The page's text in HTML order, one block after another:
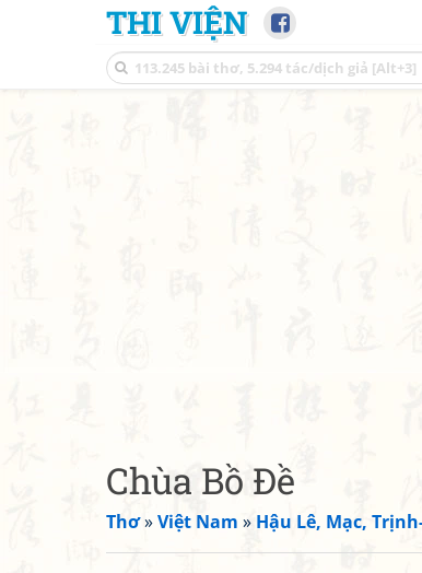
THI VIỆN
Chùa Bồ Đề
Thơ»Việt Nam » Hậu Lê, Mạc,